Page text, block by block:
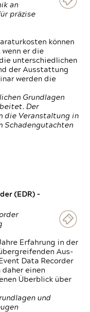
an
präzise
können
er die
unterschiedlichen
der Ausstattung
werden die
Grundlagen
Der
die Veranstaltung in
Schadengutachten
(EDR) –
Erfahrung in der
Aus-
Data Recorder
daher einen
Überblick über
und